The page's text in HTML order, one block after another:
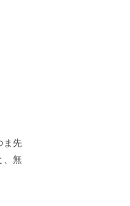
ま先
、無